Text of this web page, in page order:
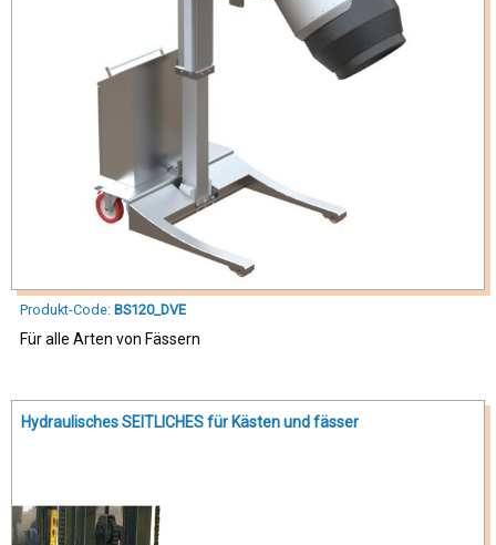
Produkt-Code: BS120_DVE
Für alle Arten von Fässern
Hydraulisches SEITLICHES für Kästen und fässer